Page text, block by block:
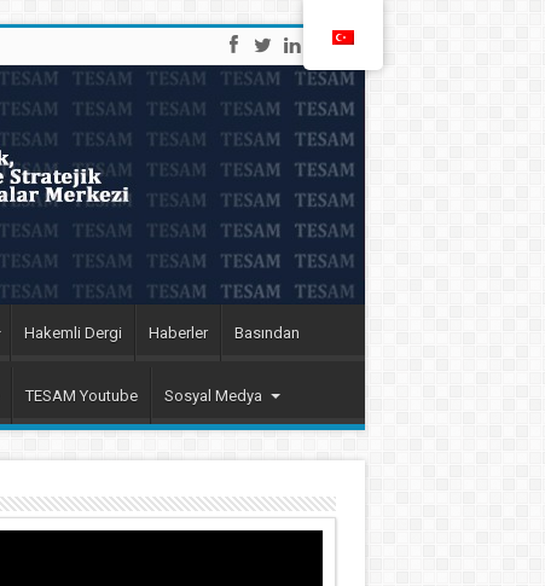
Hakemli Dergi Haberler Basından
TESAM Youtube Sosyal Medya